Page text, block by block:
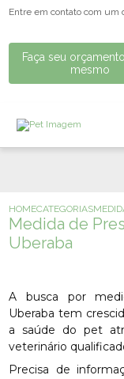
Entre em contato com um
Faça seu
mesmo
HOMECATEGORIAS
Medida de
Uberaba
A busca por
Uberaba tem
a saúde do pet
veterinário
Precisa de